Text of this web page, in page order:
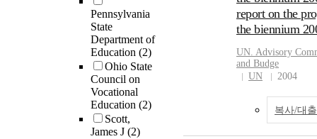
Pennsylvania
State
Department of
Education (2)
Ohio State
Council on
Vocational
Education (2)
Scott,
James J (2)
report on the
the biennium
UN. Advisory
and Budge
UN
2004
복사/대